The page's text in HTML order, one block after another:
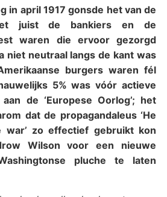
in april 1917 gonsde het van de
juist de bankiers en de
waren die ervoor gezorgd
niet neutraal langs de kant was
burgers waren fél
5% was vóór actieve
de ‘Europese Oorlog’; het
dat de propagandaleus ‘He
zo effectief gebruikt kon
Wilson voor een nieuwe
pluche te laten